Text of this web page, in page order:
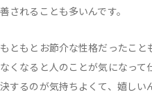
善されることも多いんです。
もともとお節介な性格だったこと
なくなると人のことが気になっ
決するのが気持ちよくて、嬉しい